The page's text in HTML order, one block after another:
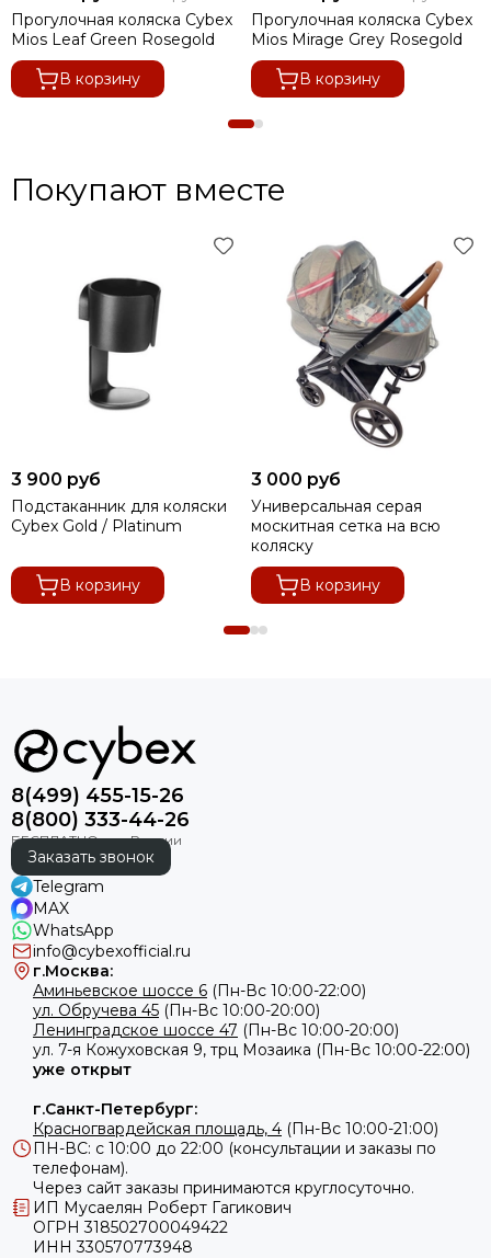
Прогулочная коляска Cybex
Mios Leaf Green Rosegold
В корзину
Прогулочная коляска Cybex
Mios Mirage Grey Rosegold
В корзину
Покупают вместе
3 900 руб
Подстаканник для коляски
Cybex Gold / Platinum
В корзину
3 000 руб
Универсальная серая
москитная сетка на всю
коляску
В корзину
8(499) 455-15-26
8(800) 333-44-26
Заказать звонок
Telegram
MAX
WhatsApp
info@cybexofficial.ru
г.Москва:
Аминьевское шоссе 6 (Пн-Вс 10:00-22:00)
ул. Обручева 45 (Пн-Вс 10:00-20:00)
Ленинградское шоссе 47 (Пн-Вс 10:00-20:00)
ул. 7-я Кожуховская 9, трц Мозаика (Пн-Вс 10:00-22:00)
уже открыт
г.Санкт-Петербург:
Красногвардейская площадь, 4 (Пн-Вс 10:00-21:00)
ПН-ВС: с 10:00 до 22:00 (консультации и заказы по
телефонам).
Через сайт заказы принимаются круглосуточно.
ИП Мусаелян Роберт Гагикович
ОГРН 318502700049422
ИНН 330570773948